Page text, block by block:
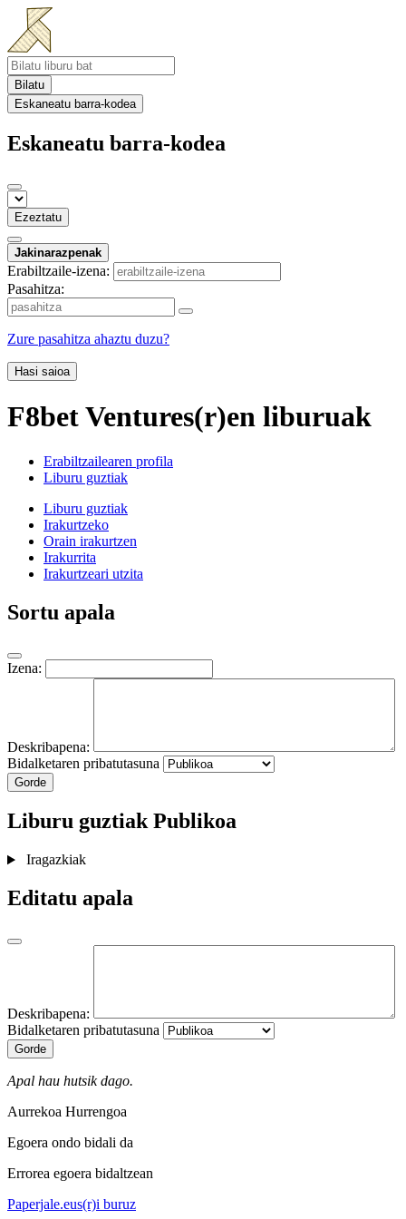
Bilatu
Eskaneatu barra-kodea
Eskaneatu barra-kodea
Ezeztatu
Jakinarazpenak
Erabiltzaile-izena:
Pasahitza:
Zure pasahitza ahaztu duzu?
Hasi saioa
F8bet Ventures(r)en liburuak
Erabiltzailearen profila
Liburu guztiak
Liburu guztiak
Irakurtzeko
Orain irakurtzen
Irakurrita
Irakurtzeari utzita
Sortu apala
Izena:
Deskribapena:
Bidalketaren pribatutasuna
Gorde
Liburu guztiakPublikoa
Iragazkiak
Editatu apala
Deskribapena:
Bidalketaren pribatutasuna
Gorde
Apal hau hutsik dago.
Aurrekoa Hurrengoa
Egoera ondo bidali da
Errorea egoera bidaltzean
Paperjale.eus(r)i buruz